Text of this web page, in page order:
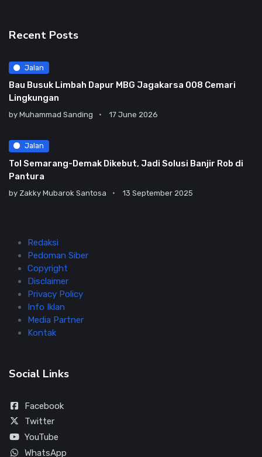
Recent Posts
Jalan
Bau Busuk Limbah Dapur MBG Jagakarsa 008 Cemari
Lingkungan
by Muhammad Sanding 17 June 2026
Jalan
Tol Semarang-Demak Dikebut, Jadi Solusi Banjir Rob di
Pantura
by Zakky Mubarok Santosa 13 September 2025
Redaksi
Pedoman Siber
Copyright
Disclaimer
Privacy Policy
Info Iklan
Media Partner
Kontak
Social Links
Facebook
Twitter
YouTube
WhatsApp